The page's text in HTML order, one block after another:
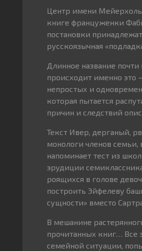
Центр имени
книге француженки
постановки
русскоязычная
Длинное название
происходит именно это
непростых и
которая пытается
причин и следствий
Текст Ивер, дерганый,
монологи членов семьи,
напоминает тест из
эрудиции
роящихся в голове
построить Эйфелеву
сущности» вместо
В мешанине
прочитанных книг… Все
семейной ситуации,